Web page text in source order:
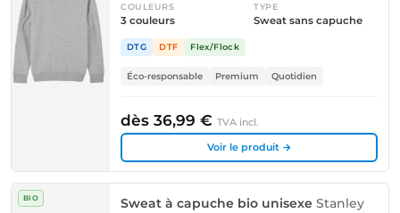
COULEURS
3 couleurs
TYPE
Sweat sans capuche
DTG DTF Flex/Flock
Éco-responsable Premium Quotidien
dès 36,99 € TVA incl.
Voir le produit →
BIO Sweat à capuche bio unisexe Stanley